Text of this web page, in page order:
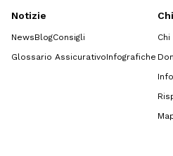
Notizie
NewsBlogConsigli
Glossario AssicurativoInfografiche